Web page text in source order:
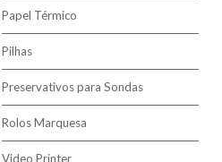
Papel Térmico
Pilhas
Preservativos para Sondas
Rolos Marquesa
Video Printer